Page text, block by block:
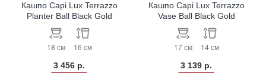
Кашпо Capi Lux Terrazzo
Planter Ball Black Gold
18 см 16 см
3 456 р.
Кашпо Capi Lux Terrazzo
Vase Ball Black Gold
17 см 14 см
3 139 р.